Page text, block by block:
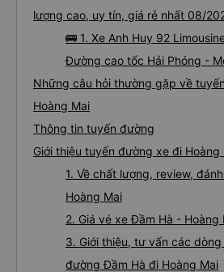
lượng cao, uy tín, giá rẻ nhất 08/
🚌 1. Xe Anh Huy 92
Đường cao tốc Hải Phóng -
Những câu hỏi thường gặp về
Hoàng Mai
Thông tin tuyến đường
Giới thiệu tuyến đường xe đi
1. Về chất lượng, review,
Hoàng Mai
2. Giá vé xe Đầm Hà - Hoàng
3. Giới thiệu, tư vấn các
đường Đầm Hà đi Hoàng Mai